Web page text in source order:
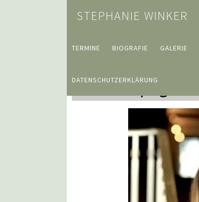
STEPHANIE WINKER
TERMINE BIOGRAFIE GALERIE
DATENSCHUTZERKLÄRUNG
Homepage